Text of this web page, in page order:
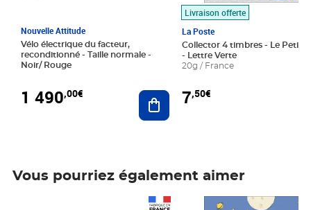
Nouvelle Attitude
Vélo électrique du facteur,
reconditionné - Taille normale -
Noir/ Rouge
1 490,00€ Ajouter au panier
Livraison offerte
La Poste
Collector 4 timbres - Le Petit
- Lettre Verte
20g / France
7,50€
Vous pourriez également aimer
Prix 7,50€